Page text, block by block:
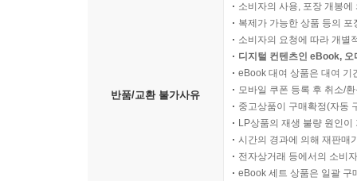
반품/교환 불가사유
소비자의 사용, 포장 개봉
복제가 가능한 상품 등의
소비자의 요청에 따라 개별
디지털 컨텐츠인 eBook,
eBook 대여 상품은 대여 기
모바일 쿠폰 등록 후 취소/
중고상품이 구매확정(자동
LP상품의 재생 불량 원인
시간의 경과에 의해 재판매
전자상거래 등에서의 소비
eBook 세트 상품은 일괄 구